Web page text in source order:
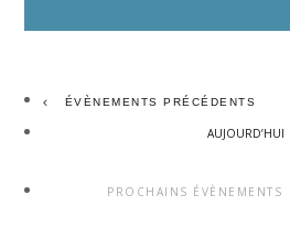
ÉVÈNEMENTS PRÉCÉDENTS
AUJOURD’HUI
PROCHAINS ÉVÈNEMENTS